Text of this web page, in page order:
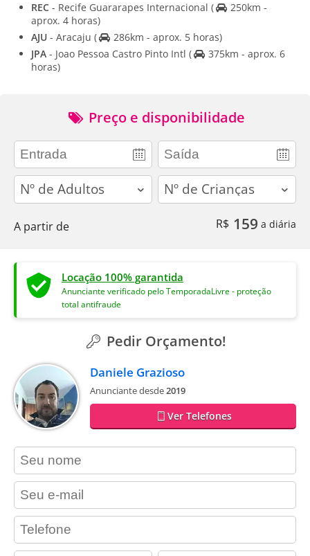
REC - Recife Guararapes Internacional (
250km -
aprox. 4 horas)
AJU - Aracaju (
286km - aprox. 5 horas)
JPA - Joao Pessoa Castro Pinto Intl (
375km - aprox. 6
horas)
Preço e disponibilidade
adults children
A partir de R$ 159 a diária
Locação 100% garantida
Anunciante verificado pelo TemporadaLivre - proteção
total antifraude
Pedir Orçamento!
Daniele Grazioso
Anunciante desde2019
Ver Telefones
contact_name
contact_email
contact_phone